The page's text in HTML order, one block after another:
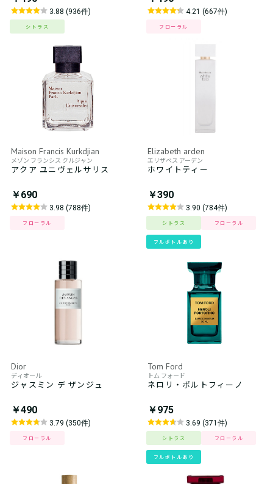
3.88 (936件)
シトラス
4.21 (667件)
フローラル
Maison Francis Kurkdjian
メゾン フランシス クルジャン
アクア ユニヴェルサリス
￥690
3.98 (788件)
フローラル
Elizabeth arden
エリザベス アーデン
ホワイトティー
￥390
3.90 (784件)
シトラス フローラル
フルボトルあり
Dior
ディオール
ジャスミン デ ザンジュ
￥490
3.79 (350件)
フローラル
Tom Ford
トム フォード
ネロリ・ポルトフィーノ
￥975
3.69 (371件)
シトラス フローラル
フルボトルあり